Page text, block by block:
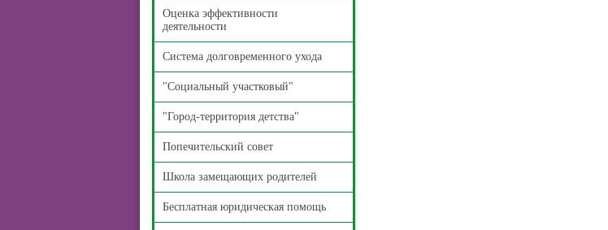
Оценка эффективности
деятельности
Система долговременного ухода
"Социальный участковый"
"Город-территория детства"
Попечительский совет
Школа замещающих родителей
Бесплатная юридическая помощь